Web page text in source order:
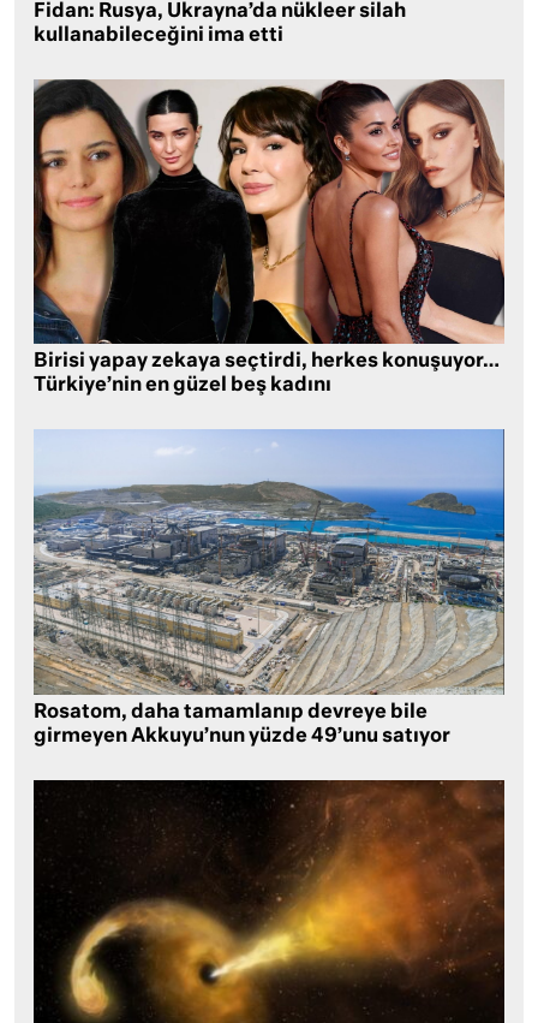
Fidan: Rusya, Ukrayna’da nükleer silah
kullanabileceğini ima etti
Birisi yapay zekaya seçtirdi, herkes konuşuyor…
Türkiye’nin en güzel beş kadını
Rosatom, daha tamamlanıp devreye bile
girmeyen Akkuyu’nun yüzde 49’unu satıyor